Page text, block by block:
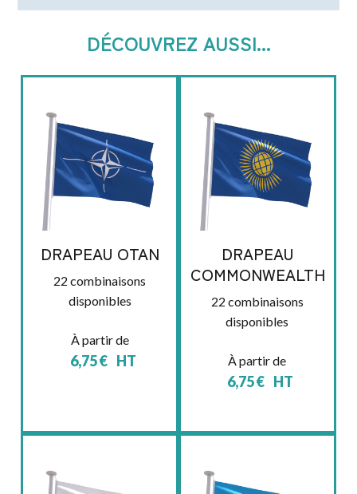
DÉCOUVREZ AUSSI...
DRAPEAU OTAN
22 combinaisons
disponibles
À partir de
6,75€ HT
DRAPEAU
COMMONWEALTH
22 combinaisons
disponibles
À partir de
6,75€ HT